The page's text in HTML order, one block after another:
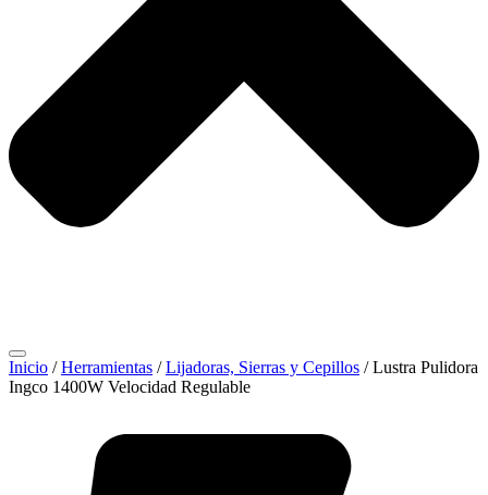
Inicio /Herramientas /Lijadoras, Sierras y Cepillos / Lustra Pulidora
Ingco 1400W Velocidad Regulable